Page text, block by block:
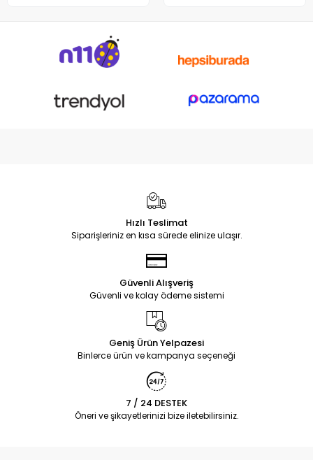
Hızlı Teslimat
Siparişleriniz en kısa sürede elinize ulaşır.
Güvenli Alışveriş
Güvenli ve kolay ödeme sistemi
Geniş Ürün Yelpazesi
Binlerce ürün ve kampanya seçeneği
7 / 24 DESTEK
Öneri ve şikayetlerinizi bize iletebilirsiniz.